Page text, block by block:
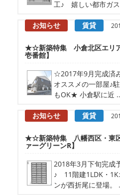
工♪ 嬉しい都市ガ
お知らせ 賃貸
★☆新築特集 小倉北区エリ
壱番館】
☆2017年9月完成済
オススメの一部屋♪
もOK★ 小倉駅に近
お知らせ 賃貸
★☆新築特集 八幡西区・東
ァーグリーンR】
2018年3月下旬完
♪ 11階建1LDK・1K
ンが西折尾に登場。